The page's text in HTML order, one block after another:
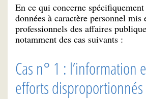
En ce qui concerne
données à caractère personnel
professionnels des affaires
notamment des cas suivants :
Cas n° 1 : l’information
efforts disproportionnés